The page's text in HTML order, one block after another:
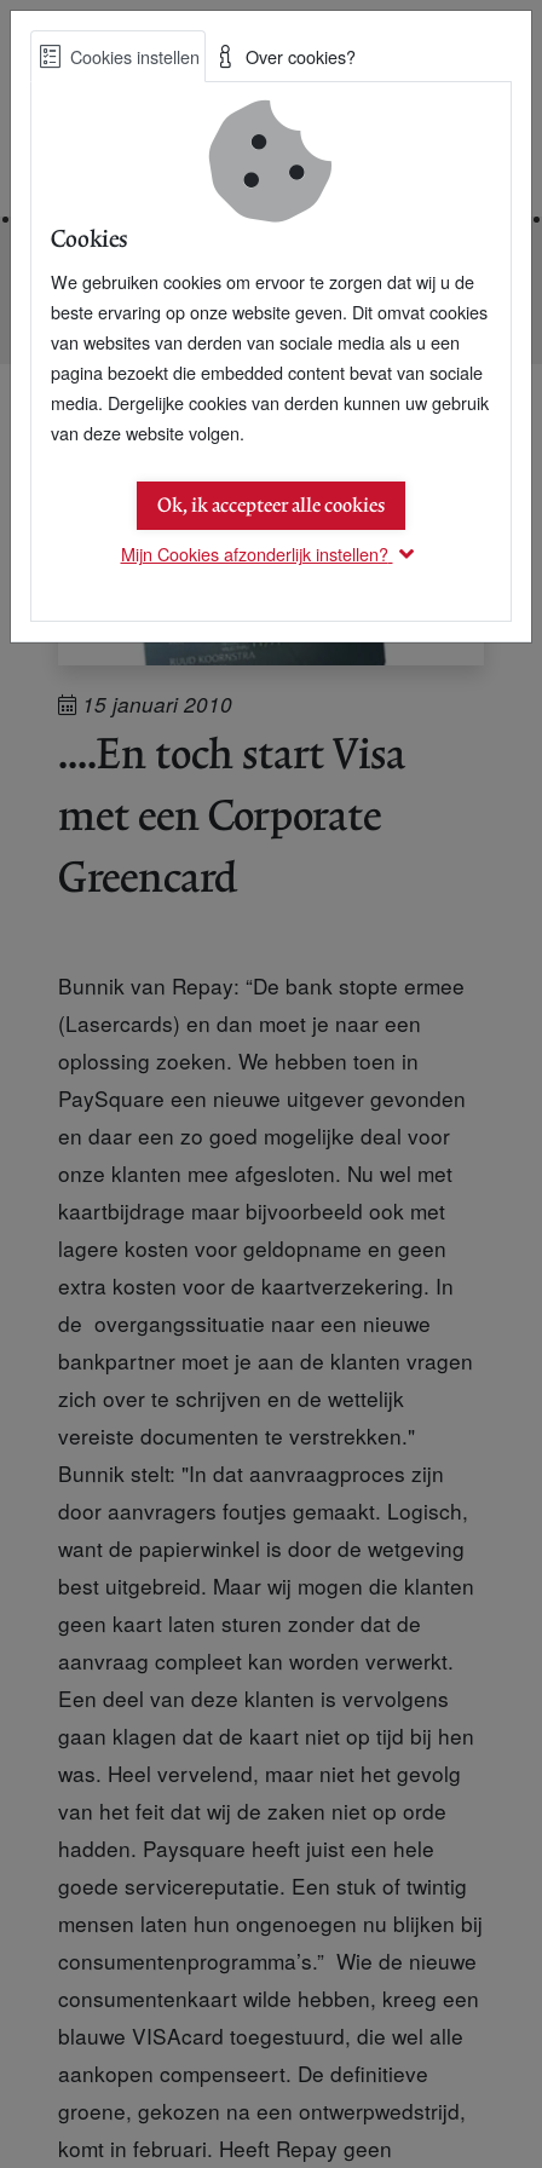
Skip
Best Practices voor een duurzame toekomst
Nieuwsarchief
....En toch start Visa met een Corporate Greencard
15 januari 2010
....En toch start Visa
met een Corporate
Greencard
Bunnik van Repay: “De bank stopte ermee
(Lasercards) en dan moet je naar een
oplossing zoeken. We hebben toen in
PaySquare een nieuwe uitgever gevonden
en daar een zo goed mogelijke deal voor
onze klanten mee afgesloten. Nu wel met
kaartbijdrage maar bijvoorbeeld ook met
lagere kosten voor geldopname en geen
extra kosten voor de kaartverzekering. In
de overgangssituatie naar een nieuwe
bankpartner moet je aan de klanten vragen
zich over te schrijven en de wettelijk
vereiste documenten te verstrekken."
Bunnik stelt: "In dat aanvraagproces zijn
door aanvragers foutjes gemaakt. Logisch,
want de papierwinkel is door de wetgeving
best uitgebreid. Maar wij mogen die klanten
geen kaart laten sturen zonder dat de
aanvraag compleet kan worden verwerkt.
Een deel van deze klanten is vervolgens
gaan klagen dat de kaart niet op tijd bij hen
was. Heel vervelend, maar niet het gevolg
van het feit dat wij de zaken niet op orde
hadden. Paysquare heeft juist een hele
goede servicereputatie. Een stuk of twintig
mensen laten hun ongenoegen nu blijken bij
consumentenprogramma’s.” Wie de nieuwe
consumentenkaart wilde hebben, kreeg een
blauwe VISAcard toegestuurd, die wel alle
aankopen compenseert. De definitieve
groene, gekozen na een ontwerpwedstrijd,
komt in februari. Heeft Repay geen
Cookies instellen Over cookies?
Cookies
We gebruiken cookies om ervoor te zorgen dat wij u de
beste ervaring op onze website geven. Dit omvat cookies
van websites van derden van sociale media als u een
pagina bezoekt die embedded content bevat van sociale
media. Dergelijke cookies van derden kunnen uw gebruik
van deze website volgen.
Ok, ik accepteer alle cookies
Mijn Cookies afzonderlijk instellen?